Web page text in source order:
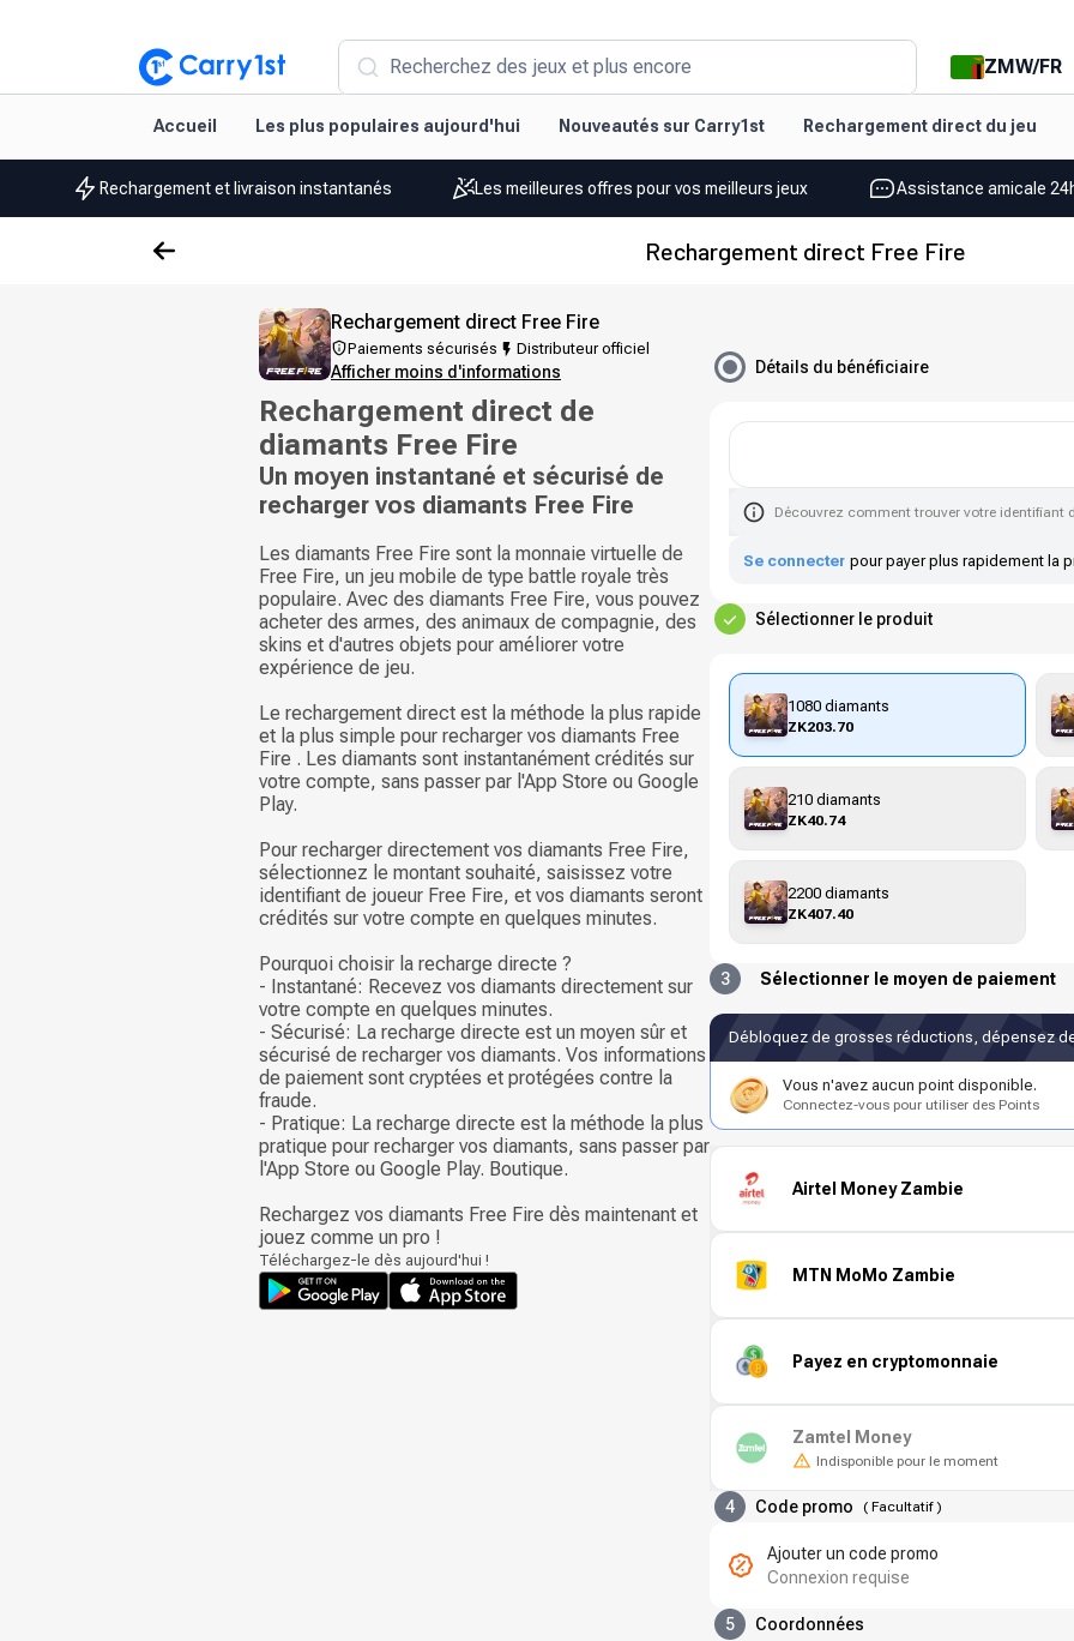
Recherchez des jeux et plus encore ZMW/FR
Accueil Les plus populaires aujourd'hui Nouveautés sur Carry1st Rechargement direct du jeu
Rechargement et livraison instantanés Les meilleures offres pour vos meilleurs jeux Assistance amicale
Rechargement direct Free Fire
Rechargement direct Free Fire
Paiements sécurisés Distributeur officiel
Afficher moins d'informations
Rechargement direct de
diamants Free Fire
Un moyen instantané et sécurisé de
recharger vos diamants Free Fire
Les diamants Free Fire sont la monnaie virtuelle de
Free Fire, un jeu mobile de type battle royale très
populaire. Avec des diamants Free Fire, vous pouvez
acheter des armes, des animaux de compagnie, des
skins et d'autres objets pour améliorer votre
expérience de jeu.
Le rechargement direct est la méthode la plus rapide
et la plus simple pour recharger vos diamants Free
Fire . Les diamants sont instantanément crédités sur
votre compte, sans passer par l'App Store ou Google
Play.
Pour recharger directement vos diamants Free Fire,
sélectionnez le montant souhaité, saisissez votre
identifiant de joueur Free Fire, et vos diamants seront
crédités sur votre compte en quelques minutes.
Pourquoi choisir la recharge directe ?
- Instantané: Recevez vos diamants directement sur
votre compte en quelques minutes.
- Sécurisé: La recharge directe est un moyen sûr et
sécurisé de recharger vos diamants. Vos informations
de paiement sont cryptées et protégées contre la
fraude.
- Pratique: La recharge directe est la méthode la plus
pratique pour recharger vos diamants, sans passer par
l'App Store ou Google Play. Boutique.
Rechargez vos diamants Free Fire dès maintenant et
jouez comme un pro !
Téléchargez-le dès aujourd'hui !
Détails du bénéficiaire
Découvrez comment trouver votre identifiant
Se connecter pour payer plus rapidement la
Sélectionner le produit
1080 diamants
ZK203.70
210 diamants
ZK40.74
2200 diamants
ZK407.40
3 Sélectionner le moyen de paiement
Débloquez de grosses réductions, dépensez
Vous n'avez aucun point disponible.
Connectez-vous pour utiliser des Points
Airtel Money Zambie
MTN MoMo Zambie
Payez en cryptomonnaie
Zamtel Money
Indisponible pour le moment
4 Code promo ( Facultatif)
Ajouter un code promo
Connexion requise
5 Coordonnées